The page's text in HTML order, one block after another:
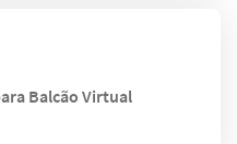
Balcão Virtual